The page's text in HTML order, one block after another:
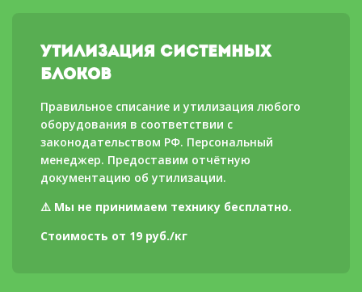
Утилизация системных
блоков
Правильное списание и утилизация любого
оборудования в соответствии с
законодательством РФ. Персональный
менеджер. Предоставим отчётную
документацию об утилизации.
⚠️ Мы не принимаем технику бесплатно.
Стоимость от 19 руб./кг